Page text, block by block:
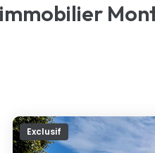
immobilier
Exclusif